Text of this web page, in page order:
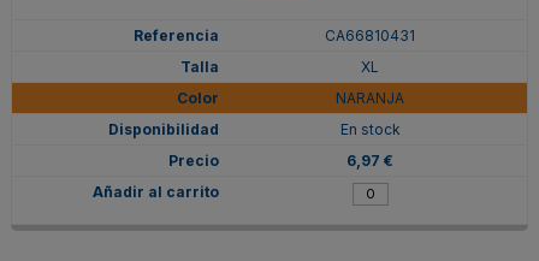
CA66810431
XL
NARANJA
En stock
6,97 €